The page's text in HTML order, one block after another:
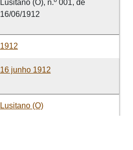
Lusitano (O), n.º 001, de
16/06/1912
1912
16 junho 1912
Lusitano (O)